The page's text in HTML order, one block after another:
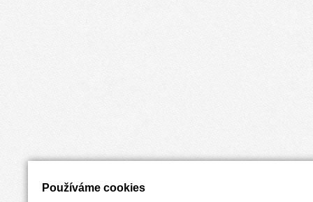
Používáme cookies